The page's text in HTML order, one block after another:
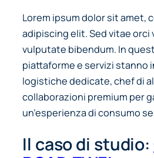
Lorem ipsum dolor sit amet,
adipiscing elit. Sed vitae orci
vulputate bibendum. In
piattaforme e servizi stanno
logistiche dedicate, chef di
collaborazioni premium per
un’esperienza di consumo
Il caso di studio: